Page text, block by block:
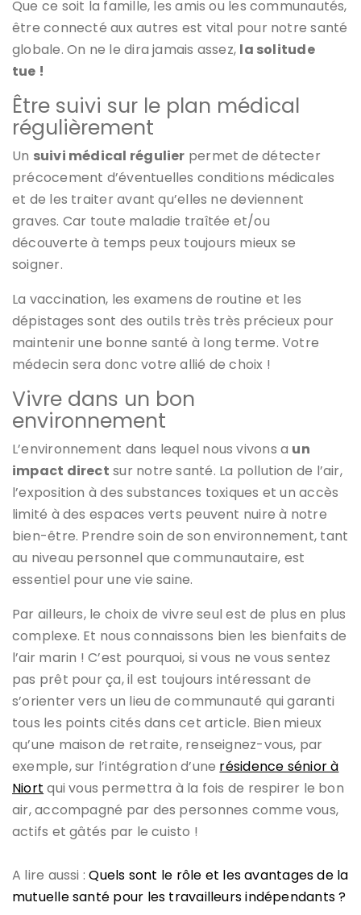
Que ce soit la famille, les amis ou les communautés,
être connecté aux autres est vital pour notre santé
globale. On ne le dira jamais assez, la solitude
tue !
Être suivi sur le plan médical
régulièrement
Un suivi médical régulier permet de détecter
précocement d’éventuelles conditions médicales
et de les traiter avant qu’elles ne deviennent
graves. Car toute maladie traîtée et/ou
découverte à temps peux toujours mieux se
soigner.
La vaccination, les examens de routine et les
dépistages sont des outils très très précieux pour
maintenir une bonne santé à long terme. Votre
médecin sera donc votre allié de choix !
Vivre dans un bon
environnement
L’environnement dans lequel nous vivons a un
impact direct sur notre santé. La pollution de l’air,
l’exposition à des substances toxiques et un accès
limité à des espaces verts peuvent nuire à notre
bien-être. Prendre soin de son environnement, tant
au niveau personnel que communautaire, est
essentiel pour une vie saine.
Par ailleurs, le choix de vivre seul est de plus en plus
complexe. Et nous connaissons bien les bienfaits de
l’air marin ! C’est pourquoi, si vous ne vous sentez
pas prêt pour ça, il est toujours intéressant de
s’orienter vers un lieu de communauté qui garanti
tous les points cités dans cet article. Bien mieux
qu’une maison de retraite, renseignez-vous, par
exemple, sur l’intégration d’une résidence sénior à
Niort qui vous permettra à la fois de respirer le bon
air, accompagné par des personnes comme vous,
actifs et gâtés par le cuisto !
A lire aussi :Quels sont le rôle et les avantages de la
mutuelle santé pour les travailleurs indépendants ?